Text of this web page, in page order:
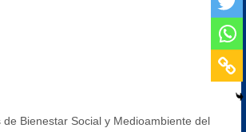
de Bienestar Social y Medioambiente del